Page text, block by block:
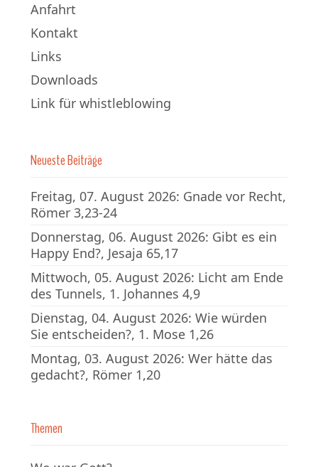
Anfahrt
Kontakt
Links
Downloads
Link für whistleblowing
Neueste Beiträge
Freitag, 07. August 2026: Gnade vor Recht,
Römer 3,23-24
Donnerstag, 06. August 2026: Gibt es ein
Happy End?, Jesaja 65,17
Mittwoch, 05. August 2026: Licht am Ende
des Tunnels, 1. Johannes 4,9
Dienstag, 04. August 2026: Wie würden
Sie entscheiden?, 1. Mose 1,26
Montag, 03. August 2026: Wer hätte das
gedacht?, Römer 1,20
Themen